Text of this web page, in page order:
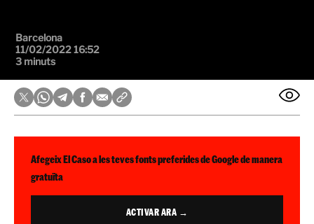
Barcelona
11/02/2022 16:52
3 minuts
Afegeix El Caso a les teves fonts preferides de Google de manera
gratuïta
ACTIVAR ARA →